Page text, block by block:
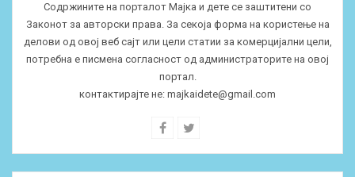
Содржините на порталот Мајка и дете се заштитени со
Законот за авторски права. За секоја форма на користење на
делови од овој веб сајт или цели статии за комерцијални цели,
потребна е писмена согласност од администраторите на овој
портал.
контактирајте не: majkaidete@gmail.com